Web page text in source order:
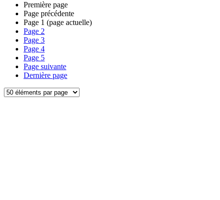
Première page
Page précédente
Page 1 (page actuelle)
Page 2
Page 3
Page 4
Page 5
Page suivante
Dernière page